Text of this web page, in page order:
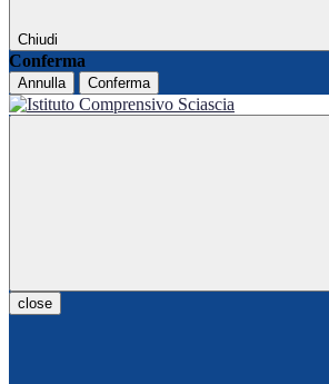
Chiudi
Conferma
Annulla Conferma
close